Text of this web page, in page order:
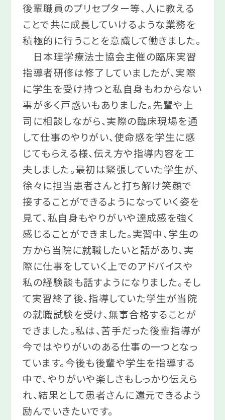
後輩職員のプリセプター等、人に教える
ことで共に成長していけるような業務を
積極的に行うことを意識して働きました。
日本理学療法士協会主催の臨床実習
指導者研修は修了していましたが、実際
に学生を受け持つと私自身もわからない
事が多く戸惑いもありました。先輩や上
司に相談しながら、実際の臨床現場を通
して仕事のやりがい、使命感を学生に感
じてもらえる様、伝え方や指導内容を工
夫しました。最初は緊張していた学生が、
徐々に担当患者さんと打ち解け笑顔で
接することができるようになっていく姿を
見て、私自身もやりがいや達成感を強く
感じることができました。実習中、学生の
方から当院に就職したいと話があり、実
際に仕事をしていく上でのアドバイスや
私の経験談も話すようになりました。そし
て実習終了後、指導していた学生が当院
の就職試験を受け、無事合格することが
できました。私は、苦手だった後輩指導が
今ではやりがいのある仕事の一つとなっ
ています。今後も後輩や学生を指導する
中で、やりがいや楽しさもしっかり伝えら
れ、結果として患者さんに還元できるよう
励んでいきたいです。